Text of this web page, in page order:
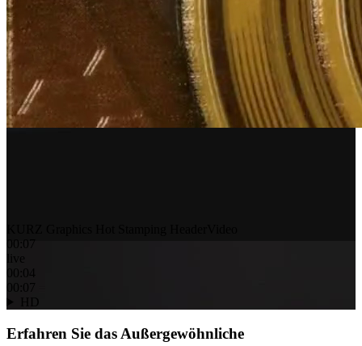
00:07
live
00:05
00:07
HD
Erfahren Sie das Außergewöhnliche